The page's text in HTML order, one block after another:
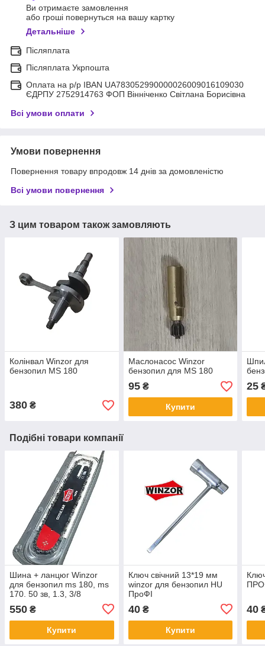
Ви отримаєте замовлення
або гроші повернуться на вашу картку
Детальніше
Післяплата
Післяплата Укрпошта
Оплата на р/р IBAN UA783052990000026009016109030
ЄДРПУ 2752914763 ФОП Вінніченко Світлана Борисівна
Всі умови оплати
Умови повернення
Повернення товару впродовж 14 днів за домовленістю
Всі умови повернення
З цим товаром також замовляють
Колінвал Winzor для
бензопил MS 180
380 ₴
Маслонасос Winzor
бензопил для MS 180
95₴
Купити
25
Подібні товари компанії
Шина + ланцюг Winzor
для бензопил ms 180, ms
170. 50 зв, 1.3, 3/8
550 ₴
Купити
Ключ свічний 13*19 мм
winzor для бензопил HU
ПроФІ
40₴
Купити
40